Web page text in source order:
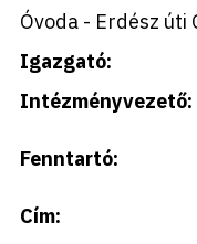
Óvoda - Erdész úti
Igazgató:
Intézményvezető:
Fenntartó:
Cím: